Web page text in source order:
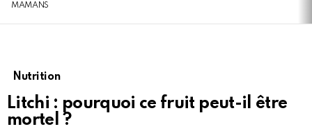
MAMANS
Nutrition
Litchi : pourquoi ce fruit peut-il être
mortel ?